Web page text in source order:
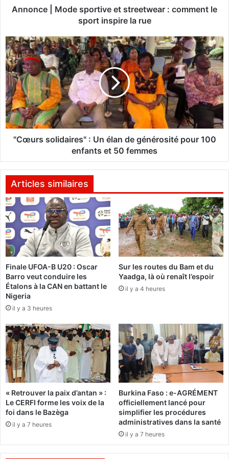
s
p
o
r
t
i
v
e
e
r
t
w
e
a
r
:
c
o
m
m
e
t
l
e
s
p
o
r
t
i
n
Annonce | Mode sportive et streetwear : comment le
sport inspire la rue
"
C
œ
u
r
s
s
o
l
a
i
e
s
"
:
U
n
é
l
a
n
d
e
é
n
é
r
o
i
t
p
"Cœurs solidaires" : Un élan de générosité pour 100
enfants et 50 femmes
Articles similaires
Finale UFOA-B U20 : Oscar
Barro veut conduire les
Étalons à la CAN en battant le
Nigeria
il y a 3 heures
Sur les routes du Bam et du
Yaadga, là où renaît l’espoir
il y a 4 heures
« Retrouver la paix d’antan » :
Le CERFI forme les voix de la
foi dans le Bazèga
il y a 7 heures
Burkina Faso : e-AGRÉMENT
officiellement lancé pour
simplifier les procédures
administratives dans la santé
il y a 7 heures